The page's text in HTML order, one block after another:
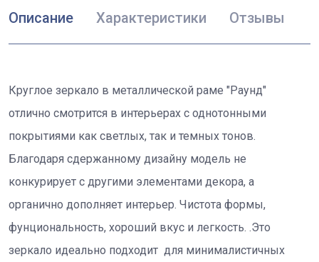
Описание Характеристики Отзывы
Круглое зеркало в металлической раме "Раунд"
отлично смотрится в интерьерах с однотонными
покрытиями как светлых, так и темных тонов.
Благодаря сдержанному дизайну модель не
конкурирует с другими элементами декора, а
органично дополняет интерьер. Чистота формы,
фунциональность, хороший вкус и легкость. .Это
зеркало идеально подходит для минималистичных